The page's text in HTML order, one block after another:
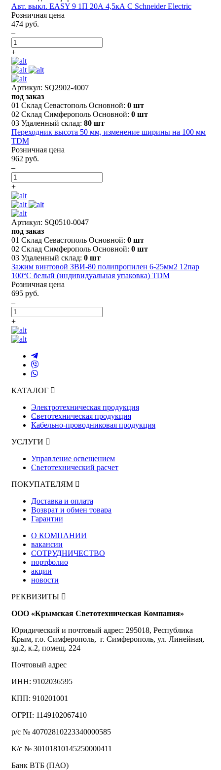
Авт. выкл. EASY 9 1П 20А 4,5кА С Schneider Electric
Розничная цена
474 руб.
–
+
Артикул: SQ2902-4007
под заказ
01 Склад Севастополь Основной: 0 шт
02 Склад Симферополь Основной: 0 шт
03 Удаленный склад: 80 шт
Переходник высота 50 мм, изменение ширины на 100 мм
TDM
Розничная цена
962 руб.
–
+
Артикул: SQ0510-0047
под заказ
01 Склад Севастополь Основной: 0 шт
02 Склад Симферополь Основной: 0 шт
03 Удаленный склад: 0 шт
Зажим винтовой ЗВИ-80 полипропилен 6-25мм2 12пар
100°С белый (индивидуальная упаковка) TDM
Розничная цена
695 руб.
–
+
КАТАЛОГ
Электротехническая продукция
Светотехническая продукция
Кабельно-проводниковая продукция
УСЛУГИ
Управление освещением
Светотехнический расчет
ПОКУПАТЕЛЯМ
Доставка и оплата
Возврат и обмен товара
Гарантии
О КОМПАНИИ
вакансии
СОТРУДНИЧЕСТВО
портфолио
акции
новости
РЕКВИЗИТЫ
ООО «Крымская Светотехническая Компания»
Юридический и почтовый адрес: 295018, Республика
Крым, г.о. Симферополь, г. Симферополь, ул. Линейная,
зд.2, к.2, помещ. 224
Почтовый адрес
ИНН: 9102036595
КПП: 910201001
ОГРН: 1149102067410
р/с № 40702810223340000585
К/с № 30101810145250000411
Банк ВТБ (ПАО)